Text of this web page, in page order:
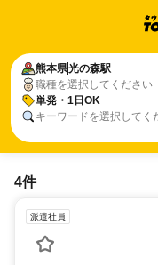
熊本県光の森駅
職種を選択してください
単発・1日OK
キーワードを選択してく
4件
派遣社員